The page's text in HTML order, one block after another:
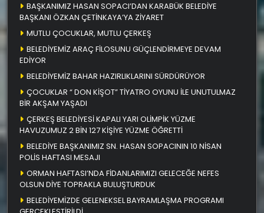
BAŞKANIMIZ HASAN SOPACI’DAN KARABÜK BELEDİYE
BAŞKANI ÖZKAN ÇETİNKAYA’YA ZİYARET
MUTLU ÇOCUKLAR, MUTLU ÇERKEŞ
BELEDİYEMİZ ARAÇ FİLOSUNU GÜÇLENDİRMEYE DEVAM
EDİYOR
BELEDİYEMİZ BAHAR HAZIRLIKLARINI SÜRDÜRÜYOR
ÇOCUKLAR “ DON KİŞOT” TİYATRO OYUNU İLE UNUTULMAZ
BİR AKŞAM YAŞADI
ÇERKEŞ BELEDİYESİ KAPALI YARI OLİMPİK YÜZME
HAVUZUMUZ 2 BİN 127 KİŞİYE YÜZME ÖĞRETTİ
BELEDİYE BAŞKANIMIZ SN. HASAN SOPACININ 10 NİSAN
POLİS HAFTASI MESAJI
ORMAN HAFTASI’NDA FİDANLARIMIZI GELECEĞE NEFES
OLSUN DİYE TOPRAKLA BULUŞTURDUK
BELEDİYEMİZDE GELENEKSEL BAYRAMLAŞMA PROGRAMI